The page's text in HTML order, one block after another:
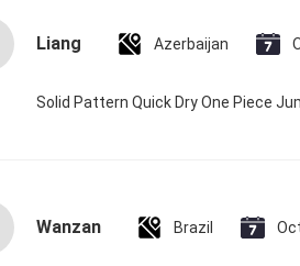
Liang Azerbaijan
Solid Pattern Quick Dry One Piece
Wanzan Brazil